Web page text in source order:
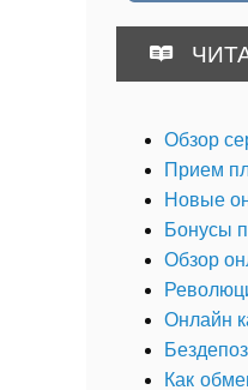
Обзор
Прием
Новые
Бонусы
Обзор
Онлайн
Как